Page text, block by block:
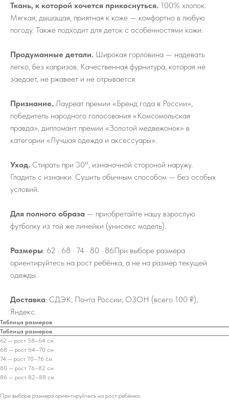
Ткань, к которой хочется прикоснуться. 100% хлопок.
Мягкая, дышащая, приятная к коже — комфортно в любую
погоду. Также подходит для деток с особенностями кожи.
Продуманные детали. Широкая горловина — надевать
легко, без капризов. Качественная фурнитура, которая не
заедает, не ржавеет и не отрывается.
Признание. Лауреат премии «Бренд года в России»,
победитель народного голосования «Комсомольская
правда», дипломант премии «Золотой медвежонок» в
категории «Лучшая одежда и аксессуары».
Уход. Стирать при 30°, изнаночной стороной наружу.
Гладить с изнанки. Сушить обычным способом — без особых
условий.
Для полного образа — приобретайте нашу взрослую
футболку из той же линейки (унисекс модель).
Размеры: 62 · 68 · 74 · 80 · 86При выборе размера
ориентируйтесь на рост ребёнка, а не на размер текущей
одежды.
Доставка: СДЭК, Почта России, ОЗОН (всего 100 ₽),
Яндекс.
Таблица размеров
Таблица размеров
62 — рост 58–64 см
68 — рост 64–70 см
74 — рост 70–76 см
80 — рост 76–82 см
86 — рост 82–88 см
При выборе размера ориентируйтесь на рост ребёнка.